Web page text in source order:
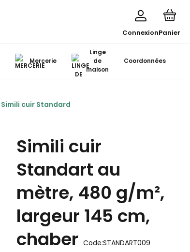
ConnexionPanier
Mercerie
Linge
de
maison
Coordonnées
Simili cuir Standard
Simili cuir
Standart au
mètre, 480 g/m²,
largeur 145 cm,
chaber Code:STANDART009